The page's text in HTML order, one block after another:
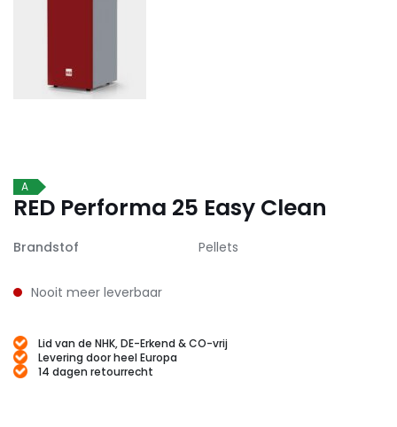
A
RED Performa 25 Easy Clean
Brandstof Pellets
Nooit meer leverbaar
Lid van de NHK, DE-Erkend & CO-vrij
Levering door heel Europa
14 dagen retourrecht